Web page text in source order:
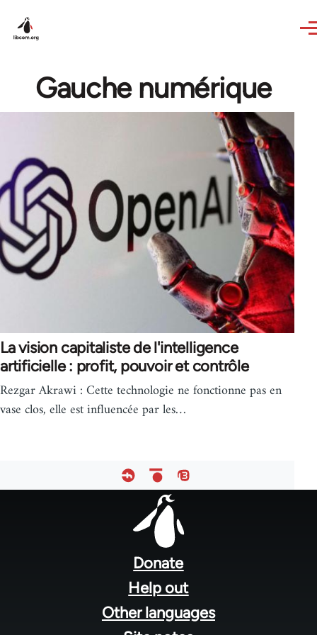
Gauche numérique
La vision capitaliste de l'intelligence
artificielle : profit, pouvoir et contrôle
Rezgar Akrawi : Cette technologie ne fonctionne pas en
vase clos, elle est influencée par les…
Donate
Help out
Other languages